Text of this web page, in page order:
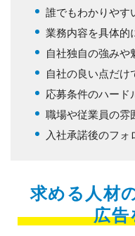
誰でもわかりやす
業務内容を具体的
自社独自の強みや
自社の良い点だけ
応募条件のハード
職場や従業員の雰
入社承諾後のフォ
求める人材
広